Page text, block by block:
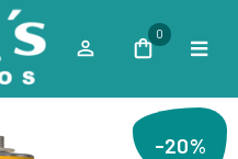
0
-20%